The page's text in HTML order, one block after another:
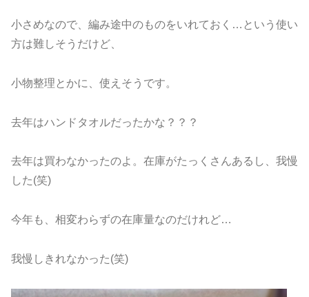
小さめなので、編み途中のものをいれておく…という使い
方は難しそうだけど、
小物整理とかに、使えそうです。
去年はハンドタオルだったかな？？？
去年は買わなかったのよ。在庫がたっくさんあるし、我慢
した(笑)
今年も、相変わらずの在庫量なのだけれど…
我慢しきれなかった(笑)